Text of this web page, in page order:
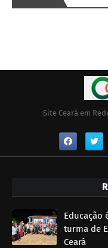
Site Ceará em
Educação
turma de
Ceará